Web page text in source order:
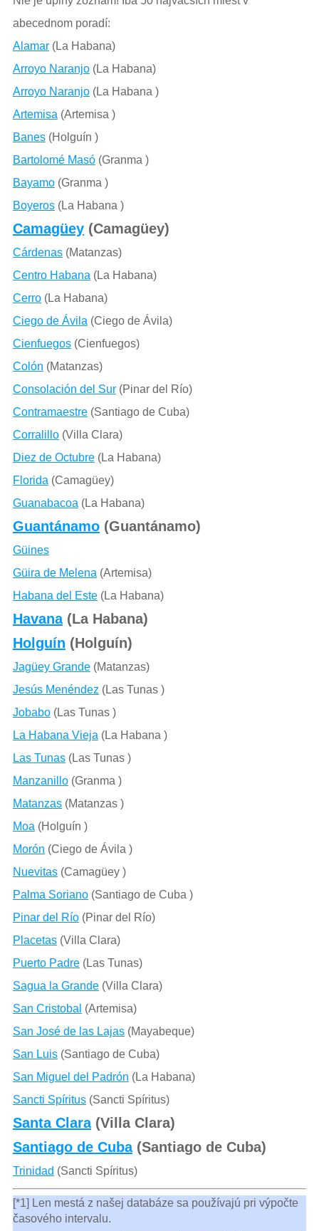
abecednom poradí:
Alamar(La Habana)
Arroyo Naranjo(La Habana)
Arroyo Naranjo(La Habana )
Artemisa (Artemisa )
Banes(Holguín )
Bartolomé Masó(Granma )
Bayamo(Granma )
Boyeros(La Habana )
Camagüey(Camagüey)
Cárdenas(Matanzas)
Centro Habana (La Habana)
Cerro(La Habana)
Ciego de Ávila (Ciego de Ávila)
Cienfuegos(Cienfuegos)
Colón (Matanzas)
Consolación del Sur(Pinar del Río)
Contramaestre(Santiago de Cuba)
Corralillo(Villa Clara)
Diez de Octubre(La Habana)
Florida (Camagüey)
Guanabacoa (La Habana)
Guantánamo(Guantánamo)
Güines
Güira de Melena (Artemisa)
Habana del Este(La Habana)
Havana(La Habana)
Holguín (Holguín)
Jagüey Grande(Matanzas)
Jesús Menéndez (Las Tunas )
Jobabo(Las Tunas )
La Habana Vieja (La Habana )
Las Tunas(Las Tunas )
Manzanillo(Granma )
Matanzas(Matanzas )
Moa (Holguín )
Morón (Ciego de Ávila )
Nuevitas(Camagüey )
Palma Soriano(Santiago de Cuba )
Pinar del Río(Pinar del Río)
Placetas(Villa Clara)
Puerto Padre(Las Tunas)
Sagua la Grande(Villa Clara)
San Cristobal (Artemisa)
San José de las Lajas(Mayabeque)
San Luis(Santiago de Cuba)
San Miguel del Padrón (La Habana)
Sancti Spíritus(Sancti Spíritus)
Santa Clara(Villa Clara)
Santiago de Cuba(Santiago de Cuba)
Trinidad (Sancti Spíritus)
[*1] Len mestá z našej databáze sa používajú pri výpočte
časového intervalu.